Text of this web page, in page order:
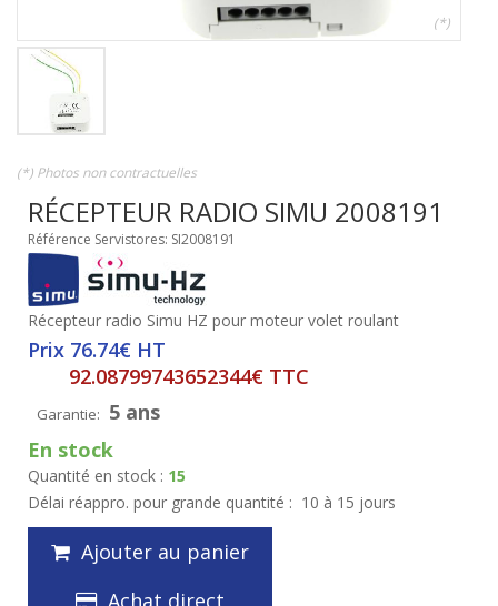
(*)
(*) Photos non contractuelles
RÉCEPTEUR RADIO SIMU 2008191
Référence Servistores: SI2008191
Récepteur radio Simu HZ pour moteur volet roulant
Prix 76.74€ HT
92.08799743652344€ TTC
Garantie: 5 ans
En stock
Quantité en stock : 15
Délai réappro. pour grande quantité : 10 à 15 jours
Ajouter au panier
Achat direct